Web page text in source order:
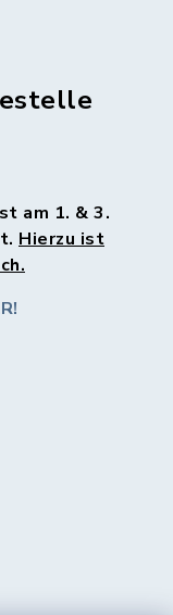
am 1. & 3.
Hierzu ist